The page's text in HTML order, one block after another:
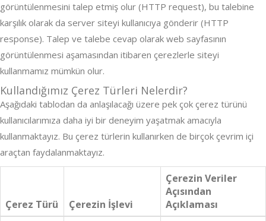
görüntülenmesini talep etmiş olur (HTTP request), bu talebine
karşılık olarak da server siteyi kullanıcıya gönderir (HTTP
response). Talep ve talebe cevap olarak web sayfasının
görüntülenmesi aşamasından itibaren çerezlerle siteyi
kullanmamız mümkün olur.
Kullandığımız Çerez Türleri Nelerdir?
Aşağıdaki tablodan da anlaşılacağı üzere pek çok çerez türünü
kullanıcılarımıza daha iyi bir deneyim yaşatmak amacıyla
kullanmaktayız. Bu çerez türlerin kullanırken de birçok çevrim içi
araçtan faydalanmaktayız.
Çerez Türü Çerezin İşlevi
Çerezin Veriler
Açısından
Açıklaması